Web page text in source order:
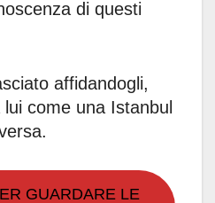
di questi
affidandogli,
come una Istanbul
GUARDARE LE